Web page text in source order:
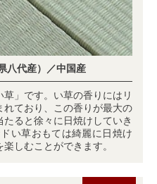
八代産）／中国産
」です。い草の香りにはリ
ており、この香りが最大の
ると徐々に日焼けしていき
い草おもては綺麗に日焼け
しむことができます。